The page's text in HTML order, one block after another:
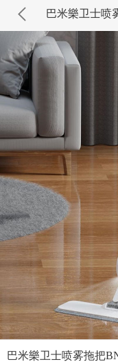
巴米樂卫士喷
巴米樂卫士喷雾拖把